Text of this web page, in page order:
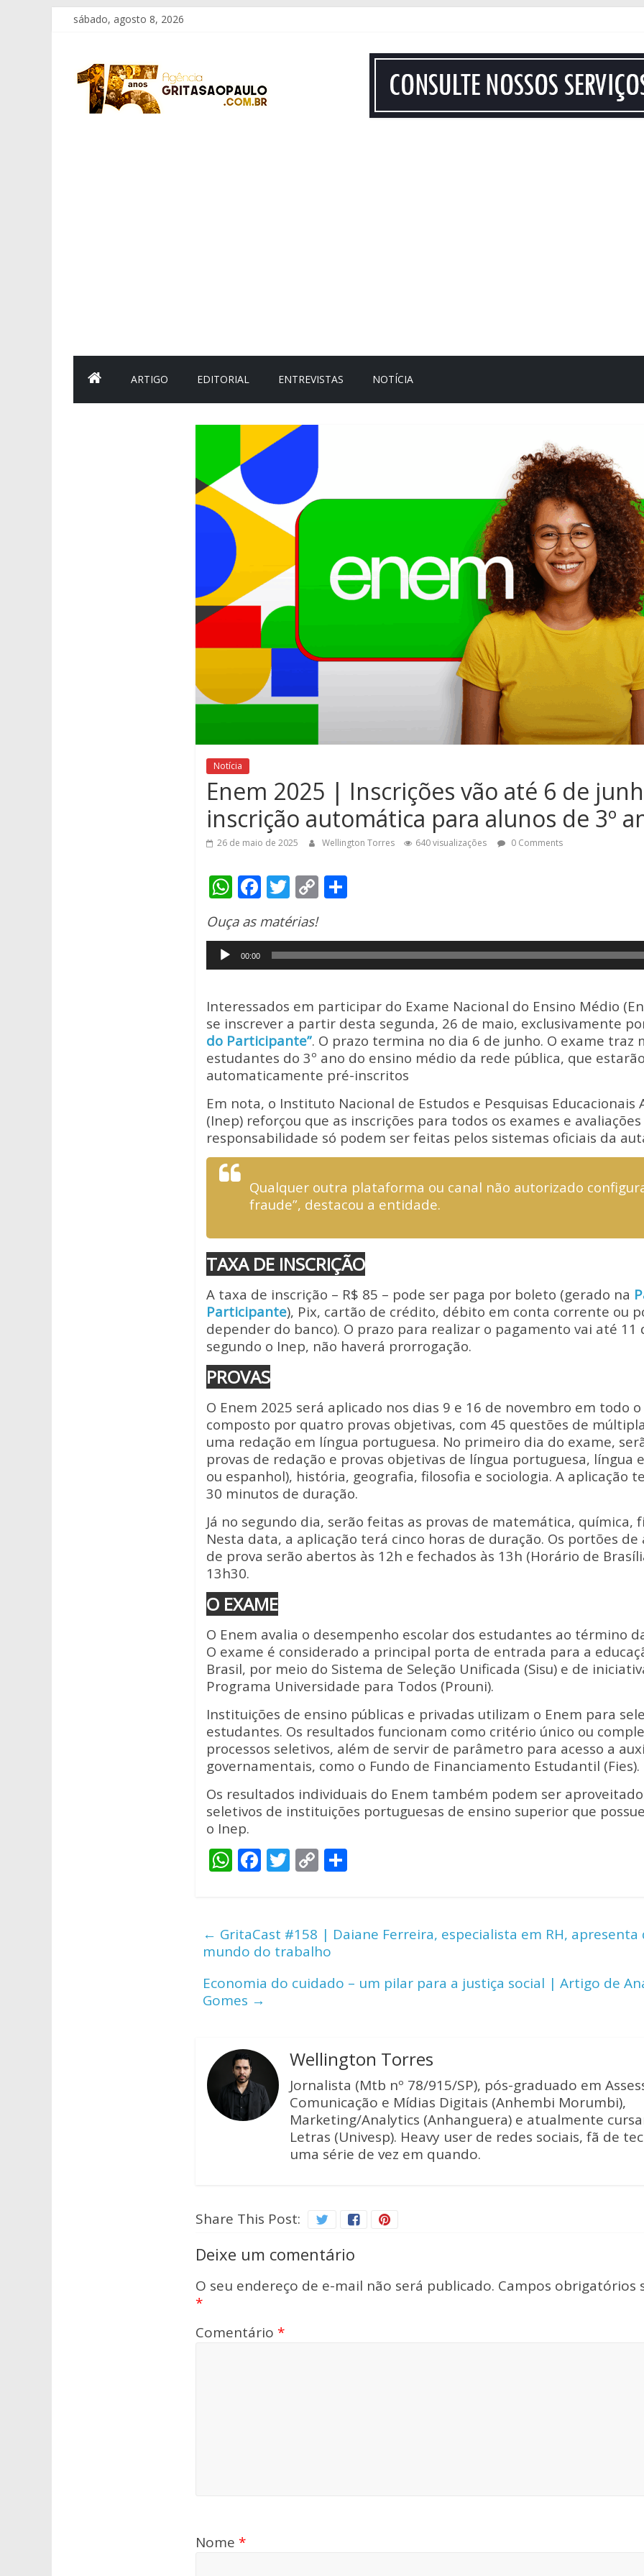
Pular
conteúdo
sábado, agosto 8, 2026
Grita
São
ARTIGO EDITORIAL ENTREVISTAS NOTÍCIA
Notícia
Enem 2025 | Inscrições vão até 6 de
inscrição automática para alunos de 3º
26 de maio de 2025 Wellington Torres 640 visualizações 0 Comments
W
at
s
A
p
p
F
ac
e
b
o
o
k
T
w
itt
er
C
o
p
y
Li
n
k
ar
e
Ouça as matérias!
Tocador
de
00:00
Interessados em participar do Exame Nacional do Ensino Médio
se inscrever a partir desta segunda, 26 de maio, exclusivamente
do Participante”. O prazo termina no dia 6 de junho. O exame traz
estudantes do 3º ano do ensino médio da rede pública, que estarão
automaticamente pré-inscritos
Em nota, o Instituto Nacional de Estudos e Pesquisas Educacionais
(Inep) reforçou que as inscrições para todos os exames e avaliações
responsabilidade só podem ser feitas pelos sistemas oficiais da
Qualquer outra plataforma ou canal não autorizado
fraude”, destacou a entidade.
TAXA DE INSCRIÇÃO
A taxa de inscrição – R$ 85 – pode ser paga por boleto (gerado na
Participante), Pix, cartão de crédito, débito em conta corrente ou
depender do banco). O prazo para realizar o pagamento vai até 11
segundo o Inep, não haverá prorrogação.
PROVAS
O Enem 2025 será aplicado nos dias 9 e 16 de novembro em todo
composto por quatro provas objetivas, com 45 questões de
uma redação em língua portuguesa. No primeiro dia do exame,
provas de redação e provas objetivas de língua portuguesa, língua
ou espanhol), história, geografia, filosofia e sociologia. A aplicação
30 minutos de duração.
Já no segundo dia, serão feitas as provas de matemática, química,
Nesta data, a aplicação terá cinco horas de duração. Os portões de
de prova serão abertos às 12h e fechados às 13h (Horário de
13h30.
O EXAME
O Enem avalia o desempenho escolar dos estudantes ao término
O exame é considerado a principal porta de entrada para a
Brasil, por meio do Sistema de Seleção Unificada (Sisu) e de
Programa Universidade para Todos (Prouni).
Instituições de ensino públicas e privadas utilizam o Enem para
estudantes. Os resultados funcionam como critério único ou
processos seletivos, além de servir de parâmetro para acesso a
governamentais, como o Fundo de Financiamento Estudantil (Fies).
Os resultados individuais do Enem também podem ser
seletivos de instituições portuguesas de ensino superior que
o Inep.
W
s
A
p
p
F
b
o
o
k
T
er
C
y
Li
n
k
e
← GritaCast #158 | Daiane Ferreira, especialista em RH, apresenta
mundo do trabalho
Economia do cuidado – um pilar para a justiça social | Artigo de
Gomes →
Wellington Torres
Jornalista (Mtb nº 78/915/SP), pós-graduado em
Comunicação e Mídias Digitais (Anhembi Morumbi),
Marketing/Analytics (Anhanguera) e atualmente
Letras (Univesp). Heavy user de redes sociais, fã de
uma série de vez em quando.
Share This Post:
Deixe um comentário
O seu endereço de e-mail não será publicado. Campos obrigatórios
*
Comentário *
Nome *